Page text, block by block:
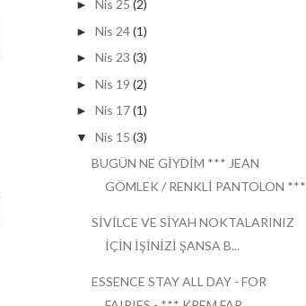
► Nis 25 (2)
► Nis 24 (1)
► Nis 23 (3)
► Nis 19 (2)
► Nis 17 (1)
▼ Nis 15 (3)
BUGÜN NE GİYDİM *** JEAN
GÖMLEK / RENKLİ PANTOLON ***
SİVİLCE VE SİYAH NOKTALARINIZ
İÇİN İŞİNİZİ ŞANSA B...
ESSENCE STAY ALL DAY - FOR